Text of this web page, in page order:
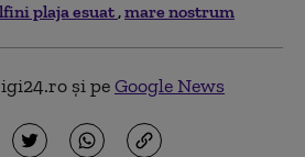
plaja esuat mare nostrum
și peGoogle News